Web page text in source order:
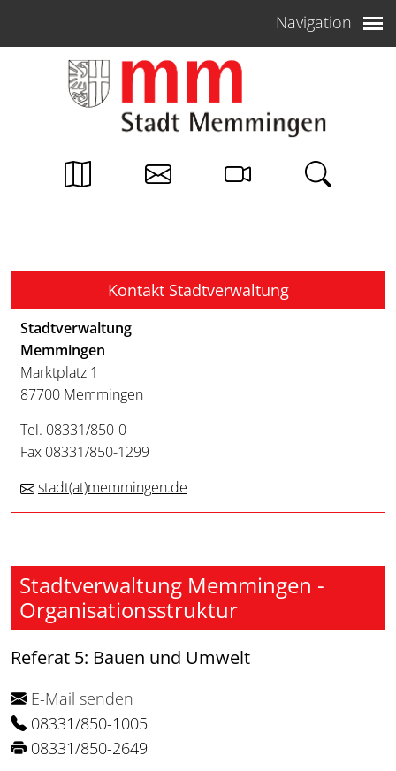
Navigation
Kontakt Stadtverwaltung
Stadtverwaltung
Memmingen
Marktplatz 1
87700 Memmingen
Tel. 08331/850-0
Fax 08331/850-1299
stadt(at)memmingen.de
Stadtverwaltung Memmingen -
Organisationsstruktur
Referat 5: Bauen und Umwelt
E-Mail senden
08331/850-1005
08331/850-2649